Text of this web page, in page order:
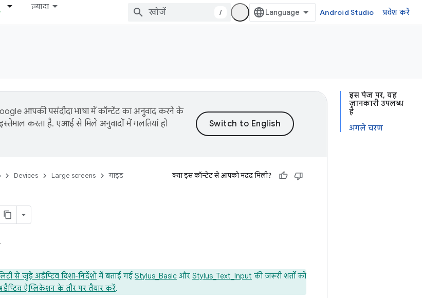
ज़्यादा
/ Android Studio प्रवेश करें
इस पेज पर, यह
जानकारी उपलब्ध
है
अगले चरण
आपकी पसंदीदा भाषा में कॉन्टेंट का अनुवाद करने के
करता है. एआई से मिले अनुवादों में गलतियां हो
Devices Large screens गाइड क्या इस कॉन्टेंट से आपको मदद मिली?
से जुड़े अडैप्टिव दिशा-निर्देशों में बताई गई Stylus_Basic और Stylus_Text_Input की ज़रूरी शर्तों को
ऐप्लिकेशन के तौर पर तैयार करें.